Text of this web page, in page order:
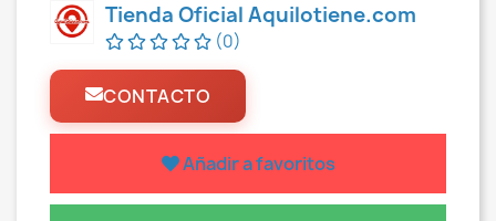
Tienda Oficial Aquilotiene.com
(0)
CONTACTO
Añadir a favoritos